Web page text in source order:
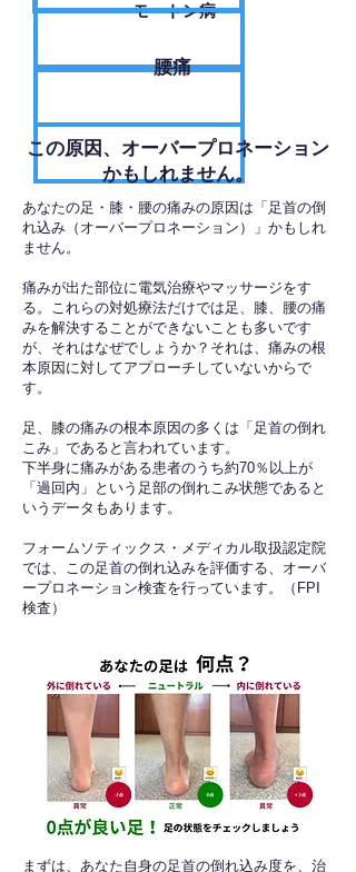
モートン病
腰痛
​この原因、オーバープロネーション
かもしれません。
あなたの足・膝・腰の痛みの原因は「足首の倒
れ込み（オーバープロネーション）」かもしれ
ません。
痛みが出た部位に電気治療やマッサージをす
る。これらの対処療法だけでは足、膝、腰の痛
みを解決することができないことも多いです
が、それはなぜでしょうか？それは、痛みの根
本原因に対してアプローチしていないからで
す。
足、膝の痛みの根本原因の多くは「足首の倒れ
こみ」であると言われています。
下半身に痛みがある患者のうち約70％以上が
「過回内」という足部の倒れこみ状態であると
いうデータもあります。
フォームソティックス・メディカル取扱認定院
では、この足首の倒れ込みを評価する、オーバ
ープロネーション検査を行っています。（FPI
検査）​
​まずは、あなた自身の足首の倒れ込み度を、治